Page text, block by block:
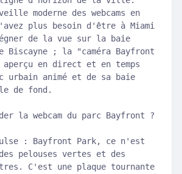
moderne des webcams en
plus besoin d'être à Miami
de la vue sur la baie
; la "caméra Bayfront
en direct et en temps
urbain animé et de sa baie
de fond.
la webcam du parc Bayfront ?
: Bayfront Park, ce n'est
pelouses vertes et des
C'est une plaque tournante